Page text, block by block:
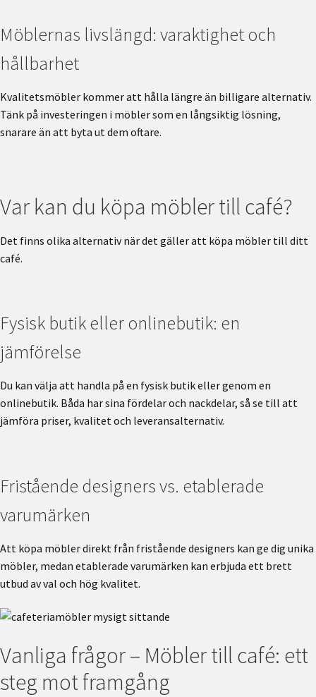
Möblernas livslängd: varaktighet och
hållbarhet
Kvalitetsmöbler kommer att hålla längre än billigare alternativ.
Tänk på investeringen i möbler som en långsiktig lösning,
snarare än att byta ut dem oftare.
Var kan du köpa möbler till café?
Det finns olika alternativ när det gäller att köpa möbler till ditt
café.
Fysisk butik eller onlinebutik: en
jämförelse
Du kan välja att handla på en fysisk butik eller genom en
onlinebutik. Båda har sina fördelar och nackdelar, så se till att
jämföra priser, kvalitet och leveransalternativ.
Fristående designers vs. etablerade
varumärken
Att köpa möbler direkt från fristående designers kan ge dig unika
möbler, medan etablerade varumärken kan erbjuda ett brett
utbud av val och hög kvalitet.
Vanliga frågor – Möbler till café: ett
steg mot framgång